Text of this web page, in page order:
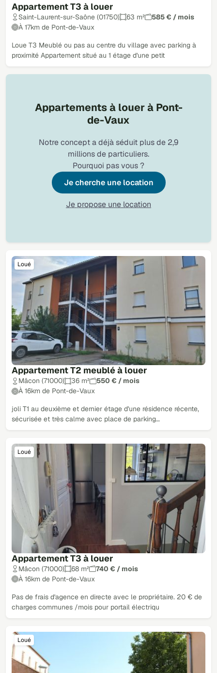
Appartement T3 à louer
Loué
Saint-Laurent-sur-Saône (01750) 63 m²
585 € / mois
À 17km de Pont-de-Vaux
Loue T3 Meublé ou pas au centre du village avec parking à
proximité Appartement situé au 1 étage d'une petit
Appartement T2 meublé à louer
Loué
Mâcon (71000) 36 m²
550 € / mois
À 16km de Pont-de-Vaux
joli T1 au deuxième et dernier étage d'une résidence récente,
sécurisée et très calme avec place de parking…
Appartement T3 à louer
Loué
Mâcon (71000) 68 m²
740 € / mois
À 16km de Pont-de-Vaux
Pas de frais d'agence en directe avec le propriétaire. 20 € de
charges communes /mois pour portail électriqu
Loué
Appartements à louer à Pont-
de-Vaux
Notre concept a déjà séduit plus de 2,9
millions de particuliers.
Pourquoi pas vous ?
Je cherche une location
Je propose une location